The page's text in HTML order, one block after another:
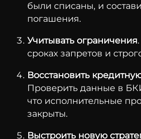
были списаны, и
погашения.
Учитывать ограничения
сроках запретов и
Восстановить
Проверить данные в
что исполнительные
закрыты.
Выстроить новую